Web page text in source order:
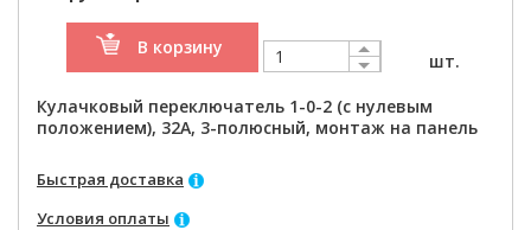
В корзину
шт.
Кулачковый переключатель 1-0-2 (с нулевым
положением), 32А, 3-полюсный, монтаж на панель
Быстрая доставка
Условия оплаты